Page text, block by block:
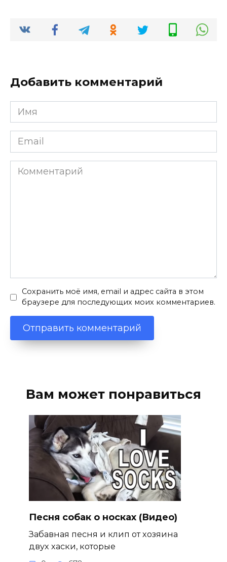
Добавить комментарий
Имя
*
Email
*
Комментарий
Сохранить моё имя, email и адрес сайта в этом
браузере для последующих моих комментариев.
Вам может понравиться
Песня собак о носках (Видео)
Забавная песня и клип от хозяина
двух хаски, которые